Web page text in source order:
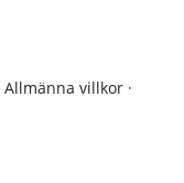
Allmänna villkor·